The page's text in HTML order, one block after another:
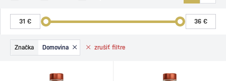
zrušiť filtre
Značka Domovina